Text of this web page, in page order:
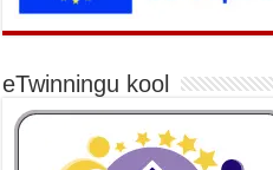
eTwinningu kool